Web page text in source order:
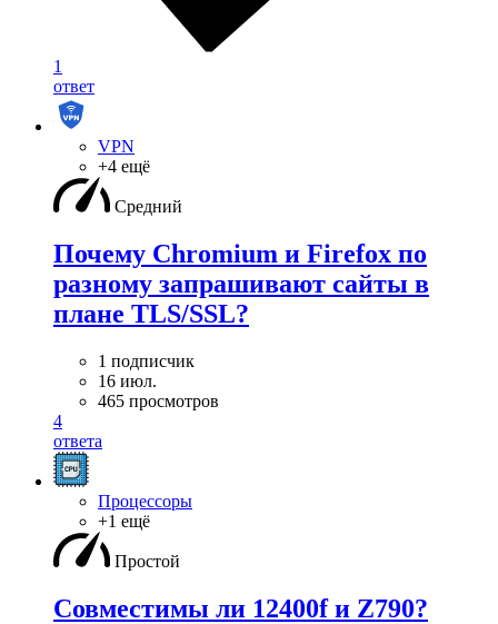
1
ответ
VPN
+4 ещё
Средний
Почему Chromium и Firefox по
разному запрашивают сайты в
плане TLS/SSL?
1 подписчик
16 июл.
465 просмотров
4
ответа
Процессоры
+1 ещё
Простой
Совместимы ли 12400f и Z790?